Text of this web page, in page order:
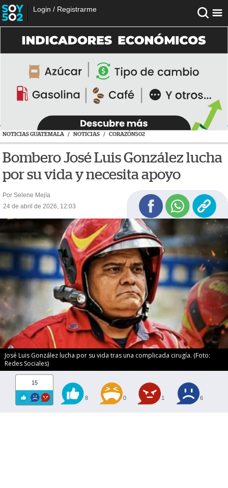
Login / Registrarme
NOTICIAS GUATEMALA / NOTICIAS / CORAZÓN502
Bombero José Luis González lucha
por su vida y necesita apoyo
Por Selene Mejía
24 de abril de 2026, 12:03
José Luis González lucha por su vida tras una complicada cirugía. (Foto:
Redes Sociales)
15
8 0 1 6